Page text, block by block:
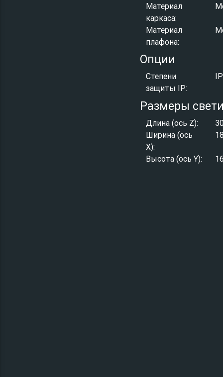
Материал
каркаса:
Материал
плафона:
Опции
Степени
защиты IP:
Размеры
Длина (ось Z):
Ширина (ось
X):
Высота (ось Y):